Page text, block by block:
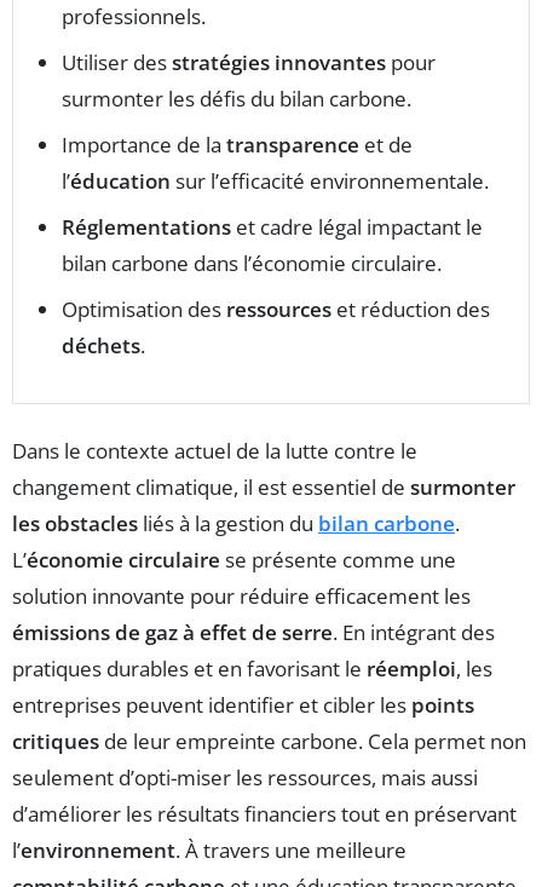
professionnels.
Utiliser desstratégies innovantes pour
surmonter les défis du bilan carbone.
Importance de la transparence et de
l’éducation sur l’efficacité environnementale.
Réglementations et cadre légal impactant le
bilan carbone dans l’économie circulaire.
Optimisation des ressources et réduction des
déchets.
Dans le contexte actuel de la lutte contre le
changement climatique, il est essentiel de surmonter
les obstacles liés à la gestion du bilan carbone.
L’économie circulaire se présente comme une
solution innovante pour réduire efficacement les
émissions de gaz à effet de serre. En intégrant des
pratiques durables et en favorisant le réemploi, les
entreprises peuvent identifier et cibler les points
critiques de leur empreinte carbone. Cela permet non
seulement d’opti-miser les ressources, mais aussi
d’améliorer les résultats financiers tout en préservant
l’environnement. À travers une meilleure